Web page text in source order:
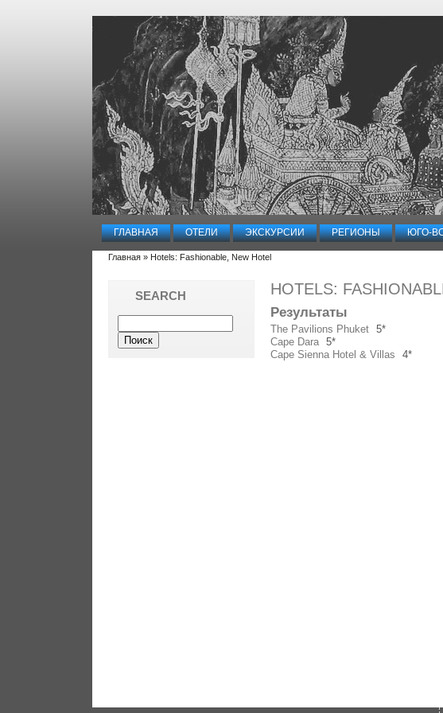
ГЛАВНАЯ ОТЕЛИ ЭКСКУРСИИ РЕГИОНЫ ЮГО-
Главная » Hotels: Fashionable, New Hotel
HOTELS:
Результаты
The Pavilions Phuket
5*
Cape Dara
5*
Cape Sienna Hotel & Villas
4*
SEARCH